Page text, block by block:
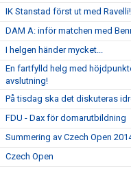
IK Stanstad först ut med Ravelli!
DAM A: inför matchen med
I helgen händer mycket...
En fartfylld helg med
avslutning!
På tisdag ska det diskuteras
FDU - Dax för domarutbildning
Summering av Czech Open
Czech Open